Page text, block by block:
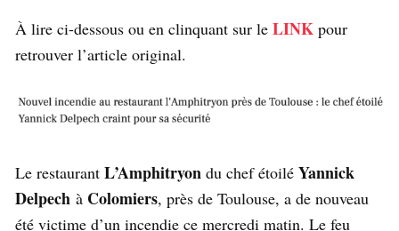
À lire ci-dessous ou en clinquant sur le LINK pour
retrouver l’article original.
Le restaurant L’Amphitryon du chef étoilé Yannick
Delpech à Colomiers, près de Toulouse, a de nouveau
été victime d’un incendie ce mercredi matin. Le feu